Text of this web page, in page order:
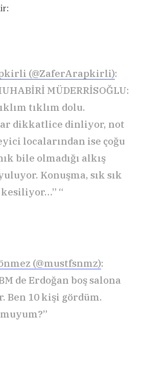
(@ZaferArapkirli):
MÜDERRİSOĞLU:
tıklım dolu.
dikkatlice dinliyor, not
localarından ise çoğu
bile olmadığı alkış
Konuşma, sık sık
“
(@mustfsnmz):
de Erdoğan boş salona
Ben 10 kişi gördüm.